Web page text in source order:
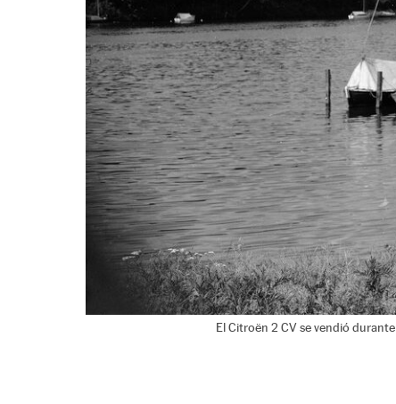
El Citroën 2 CV se vendió